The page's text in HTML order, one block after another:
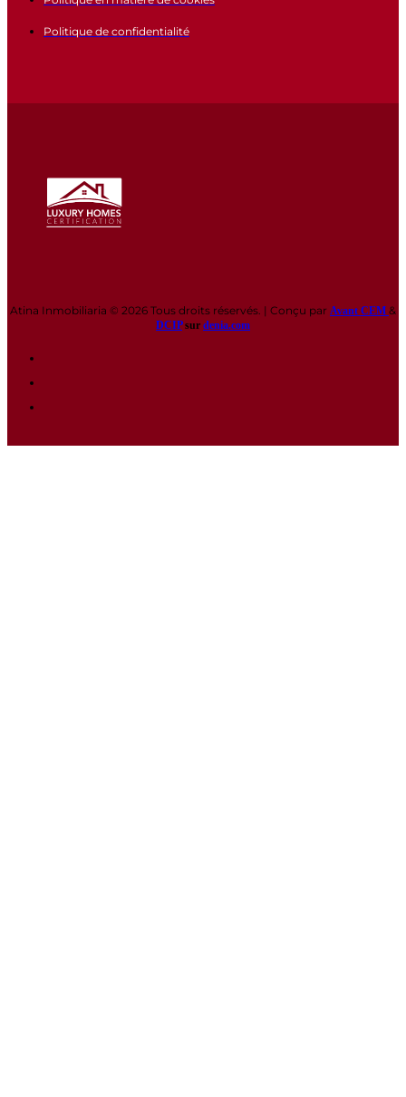
Politique de confidentialité
Atina Inmobiliaria © 2026 Tous droits réservés. | Conçu par Avant CEM &
DCIPsur denia.com